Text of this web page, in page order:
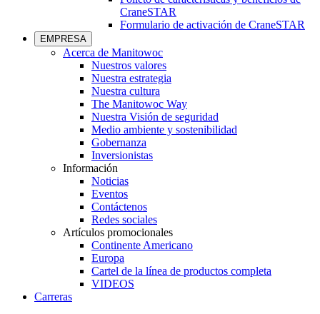
CraneSTAR
Formulario de activación de CraneSTAR
EMPRESA
Acerca de Manitowoc
Nuestros valores
Nuestra estrategia
Nuestra cultura
The Manitowoc Way
Nuestra Visión de seguridad
Medio ambiente y sostenibilidad
Gobernanza
Inversionistas
Información
Noticias
Eventos
Contáctenos
Redes sociales
Artículos promocionales
Continente Americano
Europa
Cartel de la línea de productos completa
VIDEOS
Carreras